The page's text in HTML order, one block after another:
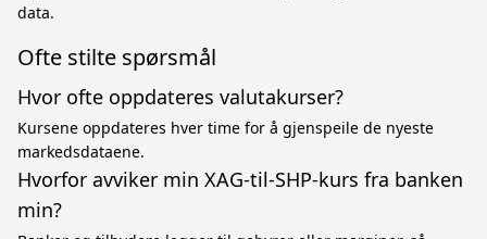
data.
Ofte stilte spørsmål
Hvor ofte oppdateres valutakurser?
Kursene oppdateres hver time for å gjenspeile de nyeste
markedsdataene.
Hvorfor avviker min XAG-til-SHP-kurs fra banken
min?